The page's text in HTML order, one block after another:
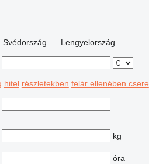
Svédország
Lengyelország
hitel részletekben felár ellenében csere
kg
óra